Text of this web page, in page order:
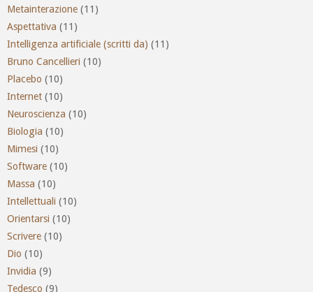
Metainterazione (11)
Aspettativa (11)
Intelligenza artificiale (scritti da) (11)
Bruno Cancellieri (10)
Placebo (10)
Internet (10)
Neuroscienza (10)
Biologia (10)
Mimesi (10)
Software (10)
Massa (10)
Intellettuali (10)
Orientarsi (10)
Scrivere (10)
Dio (10)
Invidia (9)
Tedesco (9)